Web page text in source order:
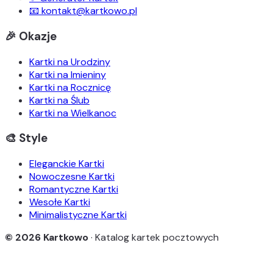
📧 kontakt@kartkowo.pl
🎉 Okazje
Kartki na Urodziny
Kartki na Imieniny
Kartki na Rocznicę
Kartki na Ślub
Kartki na Wielkanoc
🎨 Style
Eleganckie Kartki
Nowoczesne Kartki
Romantyczne Kartki
Wesołe Kartki
Minimalistyczne Kartki
© 2026 Kartkowo· Katalog kartek pocztowych